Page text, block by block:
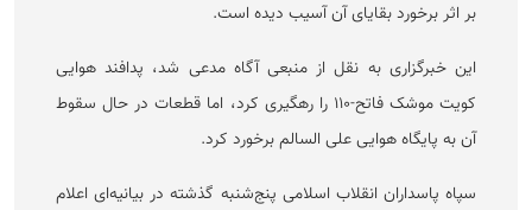
بر اثر برخورد بقایای آن آسیب دیده است.
این خبرگزاری به نقل از منبعی آگاه مدعی شد، پدافند هوایی
کویت موشک فاتح-۱۱۰ را رهگیری کرد، اما قطعات در حال سقوط
آن به پایگاه هوایی علی السالم برخورد کرد.
سپاه پاسداران انقلاب اسلامی پنج‌شنبه گذشته در بیانیه‌ای اعلام